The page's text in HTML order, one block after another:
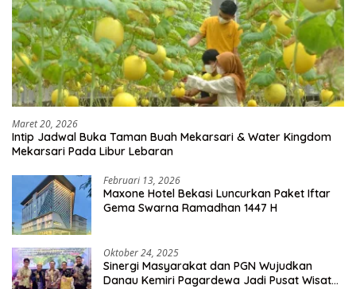
Maret 20, 2026
Intip Jadwal Buka Taman Buah Mekarsari & Water Kingdom
Mekarsari Pada Libur Lebaran
Februari 13, 2026
Maxone Hotel Bekasi Luncurkan Paket Iftar
Gema Swarna Ramadhan 1447 H
Oktober 24, 2025
Sinergi Masyarakat dan PGN Wujudkan
Danau Kemiri Pagardewa Jadi Pusat Wisata